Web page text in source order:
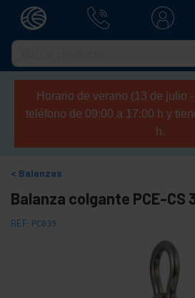
Horario de verano (13 de julio
teléfono de 09:00 a 17:00 h y
h.
Balanzas
Balanza colgante PCE-CS
REF: PC039